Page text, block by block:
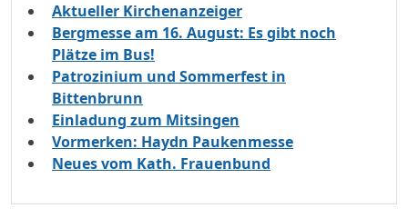
Aktueller Kirchenanzeiger
Bergmesse am 16. August: Es gibt noch
Plätze im Bus!
Patrozinium und Sommerfest in
Bittenbrunn
Einladung zum Mitsingen
Vormerken: Haydn Paukenmesse
Neues vom Kath. Frauenbund